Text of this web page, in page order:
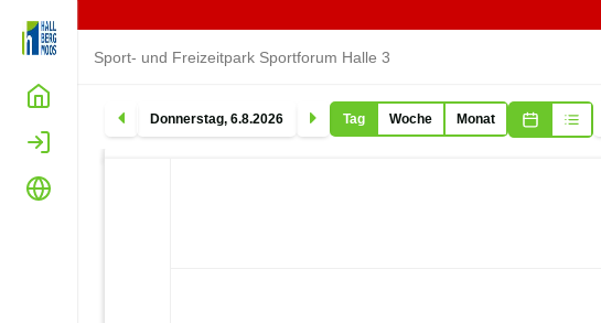
Login
Sport- und Freizeitpark Sportforum Halle 3
Donnerstag,6.8.2026 Tag Woche Monat